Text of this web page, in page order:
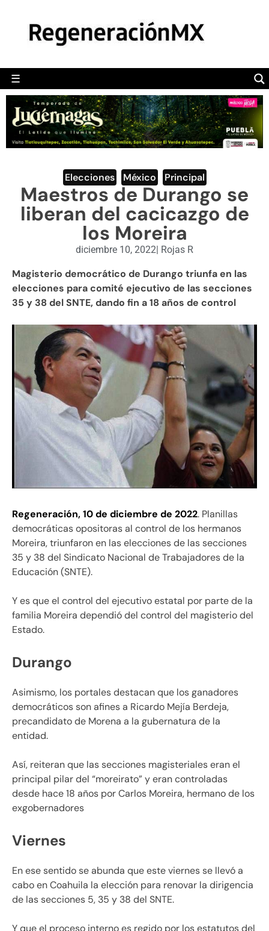
☰
POLÍTICA
CAMALEÓN
OPINIÓN
DEPORTES
ENGLISH SECTION
VIDEOS
Elecciones México Principal
Maestros de Durango se
liberan del cacicazgo de
los Moreira
diciembre 10, 2022| Rojas R
Magisterio democrático de Durango triunfa en las
elecciones para comité ejecutivo de las secciones
35 y 38 del SNTE, dando fin a 18 años de control
Regeneración, 10 de diciembre de 2022. Planillas
democráticas opositoras al control de los hermanos
Moreira, triunfaron en las elecciones de las secciones
35 y 38 del Sindicato Nacional de Trabajadores de la
Educación (SNTE).
Y es que el control del ejecutivo estatal por parte de la
familia Moreira dependió del control del magisterio del
Estado.
Durango
Asimismo, los portales destacan que los ganadores
democráticos son afines a Ricardo Mejía Berdeja,
precandidato de Morena a la gubernatura de la
entidad.
Así, reiteran que las secciones magisteriales eran el
principal pilar del “moreirato” y eran controladas
desde hace 18 años por Carlos Moreira, hermano de los
exgobernadores
Viernes
En ese sentido se abunda que este viernes se llevó a
cabo en Coahuila la elección para renovar la dirigencia
de las secciones 5, 35 y 38 del SNTE.
Y que el proceso interno es regido por los estatutos del